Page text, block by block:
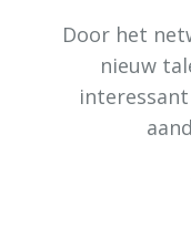
Door het
nieuw